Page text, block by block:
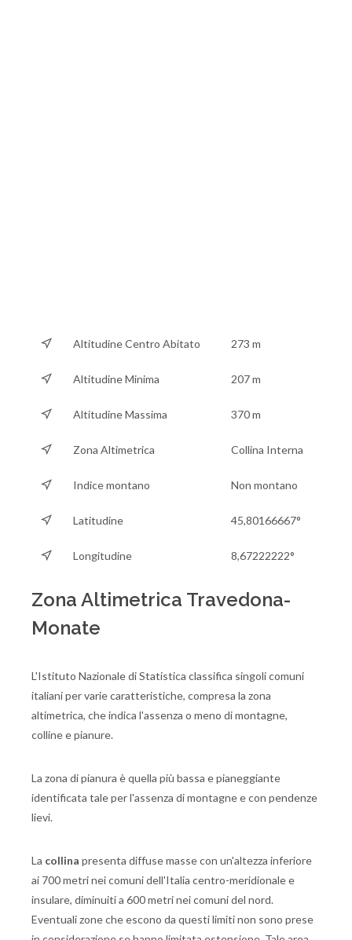
Altitudine Centro Abitato 273 m
Altitudine Minima 207 m
Altitudine Massima 370 m
Zona Altimetrica Collina Interna
Indice montano Non montano
Latitudine 45,80166667°
Longitudine 8,67222222°
Zona Altimetrica Travedona-
Monate
L'Istituto Nazionale di Statistica classifica singoli comuni
italiani per varie caratteristiche, compresa la zona
altimetrica, che indica l'assenza o meno di montagne,
colline e pianure.
La zona di pianura è quella più bassa e pianeggiante
identificata tale per l'assenza di montagne e con pendenze
lievi.
La collina presenta diffuse masse con un'altezza inferiore
ai 700 metri nei comuni dell'Italia centro-meridionale e
insulare, diminuiti a 600 metri nei comuni del nord.
Eventuali zone che escono da questi limiti non sono prese